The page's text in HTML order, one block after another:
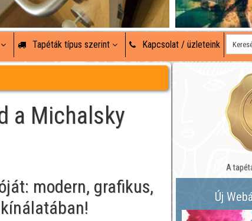
Tapéták típus szerint Kapcsolat / üzleteink
a Michalsky
modern, grafikus,
A
Új